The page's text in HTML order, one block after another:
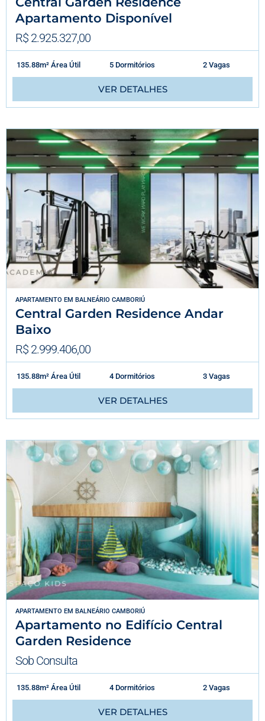
Apartamento Disponível
R$ 2.925.327,00
135.88m² Área Útil 5 Dormitórios 2 Vagas
VER DETALHES
APARTAMENTO EM BALNEÁRIO CAMBORIÚ
Central Garden Residence Andar
Baixo
R$ 2.999.406,00
135.88m² Área Útil 4 Dormitórios 3 Vagas
VER DETALHES
APARTAMENTO EM BALNEÁRIO CAMBORIÚ
Apartamento no Edifício Central
Garden Residence
Sob Consulta
135.88m² Área Útil 4 Dormitórios 2 Vagas
VER DETALHES